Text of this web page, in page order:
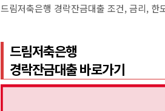
드림저축은행 경락잔금대출 조건, 금리,
드림저축은행
경락잔금대출 바로가기